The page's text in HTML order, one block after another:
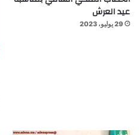
عيد العرش
29 يوليو، 2023